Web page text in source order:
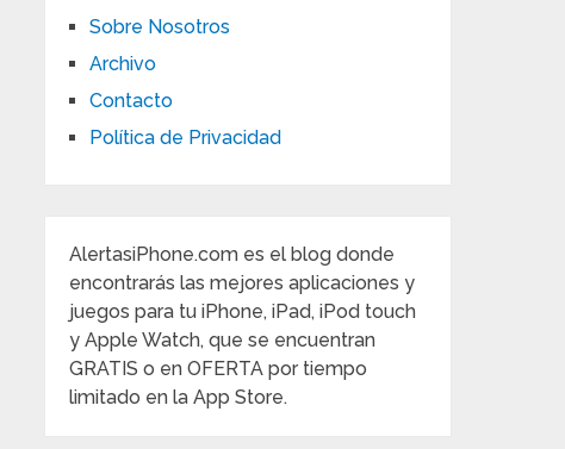
Sobre Nosotros
Archivo
Contacto
Política de Privacidad
AlertasiPhone.com es el blog donde
encontrarás las mejores aplicaciones y
juegos para tu iPhone, iPad, iPod touch
y Apple Watch, que se encuentran
GRATIS o en OFERTA por tiempo
limitado en la App Store.